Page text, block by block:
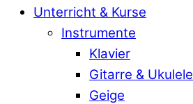
Unterricht & Kurse
Instrumente
Klavier
Gitarre & Ukulele
Geige